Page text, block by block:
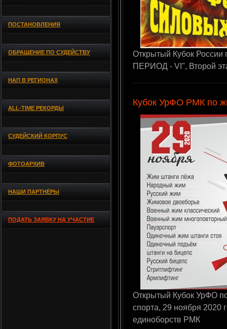
ПОСТАНОВЛЕНИЯ
ОБРАЩЕНИЕ ПО СУДЕЙСТВУ
НАП В РЕГИОНАХ
ALL-TIME РЕКОРДЫ
СУДЕЙСКИЙ КОРПУС
ФОТОАРХИВ
НАШИ ПАРТНЁРЫ
ПОДАТЬ ЗАЯВКУ НА УЧАСТИЕ
Открытый Кубок
ПЕРИОД - VI", Второй
Кубок УрФО РМК по
Открытый Кубок УрФО
спорта, 29 ноября 2020
единоборств РМК